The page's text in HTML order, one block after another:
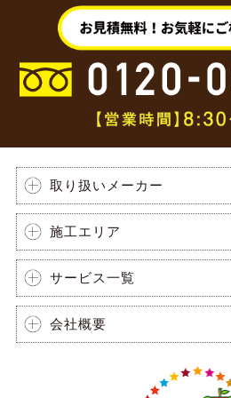
取り扱いメーカー
施工エリア
サービス一覧
会社概要